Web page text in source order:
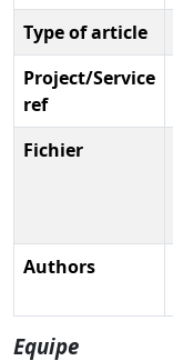
Type of article
Project/Service
ref
Fichier
Authors
Equipe